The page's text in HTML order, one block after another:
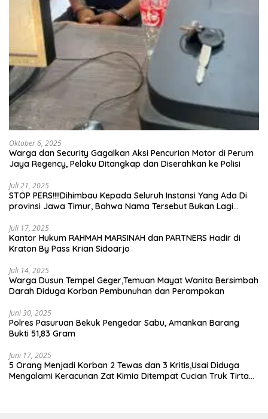
Oktober 6, 2025
Warga dan Security Gagalkan Aksi Pencurian Motor di Perum
Jaya Regency, Pelaku Ditangkap dan Diserahkan ke Polisi
Juli 21, 2025
STOP PERS!!!!Dihimbau Kepada Seluruh Instansi Yang Ada Di
provinsi Jawa Timur, Bahwa Nama Tersebut Bukan Lagi
Juli 17, 2025
Kantor Hukum RAHMAH MARSINAH dan PARTNERS Hadir di
Kraton By Pass Krian Sidoarjo
Juli 14, 2025
Warga Dusun Tempel Geger,Temuan Mayat Wanita Bersimbah
Darah Diduga Korban Pembunuhan dan Perampokan
Juni 30, 2025
Polres Pasuruan Bekuk Pengedar Sabu, Amankan Barang
Bukti 51,83 Gram
Juni 17, 2025
5 Orang Menjadi Korban 2 Tewas dan 3 Kritis,Usai Diduga
Mengalami Keracunan Zat Kimia Ditempat Cucian Truk Tirta